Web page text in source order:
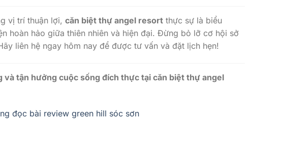
vị trí thuận lợi, căn biệt thự angel resort thực sự là biểu
hoàn hảo giữa thiên nhiên và hiện đại. Đừng bỏ lỡ cơ hội sở
liên hệ ngay hôm nay để được tư vấn và đặt lịch hẹn!
và tận hưởng cuộc sống đích thực tại căn biệt thự angel
đọc bài review green hill sóc sơn